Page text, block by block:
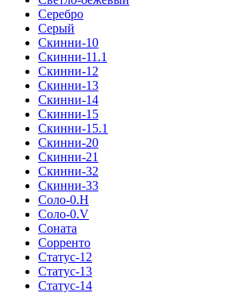
Серебро
Серый
Скинни-10
Скинни-11.1
Скинни-12
Скинни-13
Скинни-14
Скинни-15
Скинни-15.1
Скинни-20
Скинни-21
Скинни-32
Скинни-33
Соло-0.H
Соло-0.V
Соната
Сорренто
Статус-12
Статус-13
Статус-14